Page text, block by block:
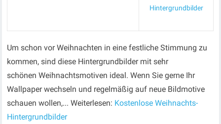
Hintergrundbilder
Um schon vor Weihnachten in eine festliche Stimmung zu
kommen, sind diese Hintergrundbilder mit sehr
schönen Weihnachtsmotiven ideal. Wenn Sie gerne Ihr
Wallpaper wechseln und regelmäßig auf neue Bildmotive
schauen wollen,... Weiterlesen: Kostenlose Weihnachts-
Hintergrundbilder